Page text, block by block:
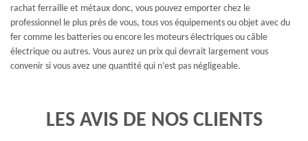
rachat ferraille et métaux donc, vous pouvez emporter chez le
professionnel le plus près de vous, tous vos équipements ou objet avec du
fer comme les batteries ou encore les moteurs électriques ou câble
électrique ou autres. Vous aurez un prix qui devrait largement vous
convenir si vous avez une quantité qui n’est pas négligeable.
LES AVIS DE NOS CLIENTS